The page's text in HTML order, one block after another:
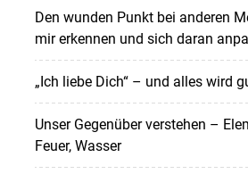
Den wunden Punkt bei anderen
mir erkennen und sich daran
„Ich liebe Dich“ – und alles wird
Unser Gegenüber verstehen –
Feuer, Wasser